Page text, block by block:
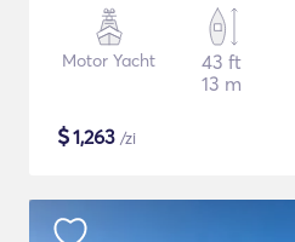
Motor Yacht
43 ft
13 m
$1,263 /zi